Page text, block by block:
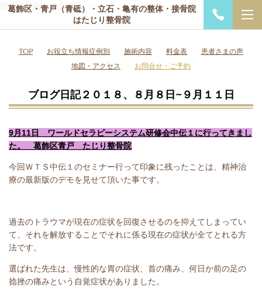
院長の最新ブログ日記
葛飾区・青戸（青砥）・立石・亀有の整体・接骨院
はたじり整骨院
TOP お役立ち情報症例別 施術内容 料金表
患者さまの声
地図・アクセス
お問合せ・ご予約
ブログ日記２０１８、８月８日~９月１１日
9月11日 ワールドセラピーシステム研修会中伝１に行ってきまし
た。 葛飾区青戸 たじり整骨院
今回ＷＴＳ中伝１のセミナー行って印象に残ったことは、精神治
療の最新版のデモを見せて頂いた事です。
過去のトラウマが現在の症状を回復させるのを抑えてしまってい
て、それを解放することでそれに係る現在の症状が全てとれる方
法です。
選ばれた先生は、慢性的な胃の症状、首の痛み、何日か前の足の
捻挫の痛みという自覚症状がありました。